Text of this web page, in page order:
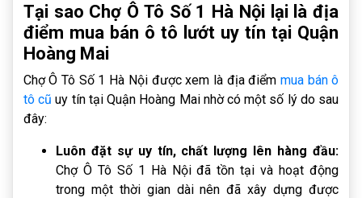
Tại sao Chợ Ô Tô Số 1 Hà Nội lại là địa
điểm mua bán ô tô lướt uy tín tại Quận
Hoàng Mai
Chợ Ô Tô Số 1 Hà Nội được xem là địa điểm mua bán ô
tô cũ uy tín tại Quận Hoàng Mai nhờ có một số lý do sau
đây:
Luôn đặt sự uy tín, chất lượng lên hàng đầu:
Chợ Ô Tô Số 1 Hà Nội đã tồn tại và hoạt động
trong một thời gian dài nên đã xây dựng được